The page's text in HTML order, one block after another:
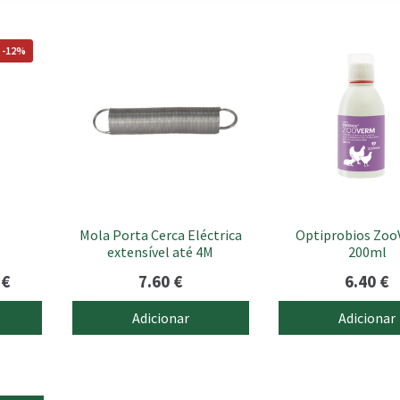
-12%
€
range:
6.95 €
Mola Porta Cerca Eléctrica
extensível até 4M
7.60 €
Adicionar
Optiprobios
200ml
6.40 €
Adicionar